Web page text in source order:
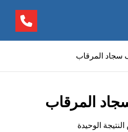
سجاد المرقاب
المرقاب
الوحيدة